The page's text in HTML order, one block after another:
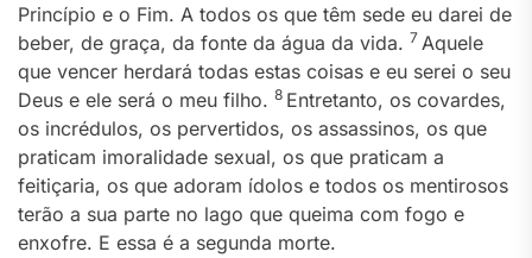
Princípio e o Fim. A todos os que têm sede eu darei de
beber, de graça, da fonte da água da vida. 7 Aquele
que vencer herdará todas estas coisas e eu serei o seu
Deus e ele será o meu filho. 8 Entretanto, os covardes,
os incrédulos, os pervertidos, os assassinos, os que
praticam imoralidade sexual, os que praticam a
feitiçaria, os que adoram ídolos e todos os mentirosos
terão a sua parte no lago que queima com fogo e
enxofre. E essa é a segunda morte.